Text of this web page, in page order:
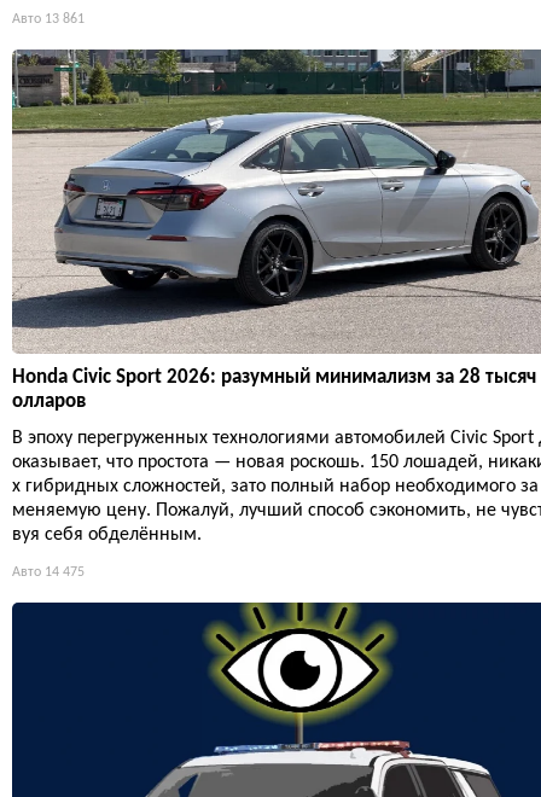
Авто 13 861
Honda Civic Sport 2026: разумный минимализм за 28 тысяч
олларов
В эпоху перегруженных технологиями автомобилей Civic Sport
оказывает, что простота — новая роскошь. 150 лошадей,
х гибридных сложностей, зато полный набор необходимого
меняемую цену. Пожалуй, лучший способ сэкономить, не
вуя себя обделённым.
Авто 14 475